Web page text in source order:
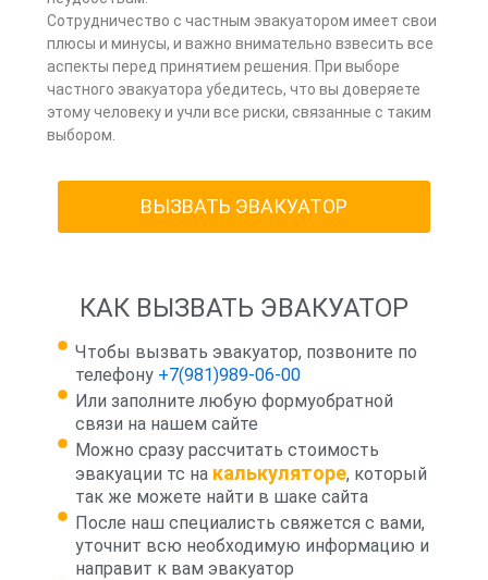
Сотрудничество с частным эвакуатором имеет свои
плюсы и минусы, и важно внимательно взвесить все
аспекты перед принятием решения. При выборе
частного эвакуатора убедитесь, что вы доверяете
этому человеку и учли все риски, связанные с таким
выбором.
ВЫЗВАТЬ ЭВАКУАТОР
КАК ВЫЗВАТЬ ЭВАКУАТОР
Чтобы вызвать эвакуатор, позвоните по
телефону +7(981)989-06-00
Или заполните любую формуобратной
связи на нашем сайте
Можно сразу рассчитать стоимость
эвакуации тс на калькуляторе, который
так же можете найти в шаке сайта
После наш специалисть свяжется с вами,
уточнит всю необходимую информацию и
направит к вам эвакуатор